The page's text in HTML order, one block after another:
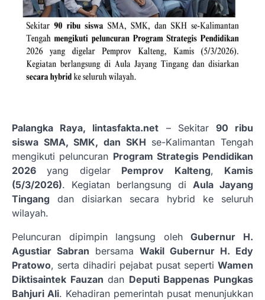
Palangka Raya, lintasfakta.net – Sekitar 90 ribu
siswa SMA, SMK, dan SKH se-Kalimantan Tengah
mengikuti peluncuran Program Strategis Pendidikan
2026 yang digelar Pemprov Kalteng, Kamis
(5/3/2026). Kegiatan berlangsung di Aula Jayang
Tingang dan disiarkan secara hybrid ke seluruh
wilayah.
Peluncuran dipimpin langsung olehGubernur H.
Agustiar Sabran bersama Wakil Gubernur H. Edy
Pratowo, serta dihadiri pejabat pusat seperti Wamen
Diktisaintek Fauzan dan Deputi Bappenas Pungkas
Bahjuri Ali. Kehadiran pemerintah pusat menunjukkan